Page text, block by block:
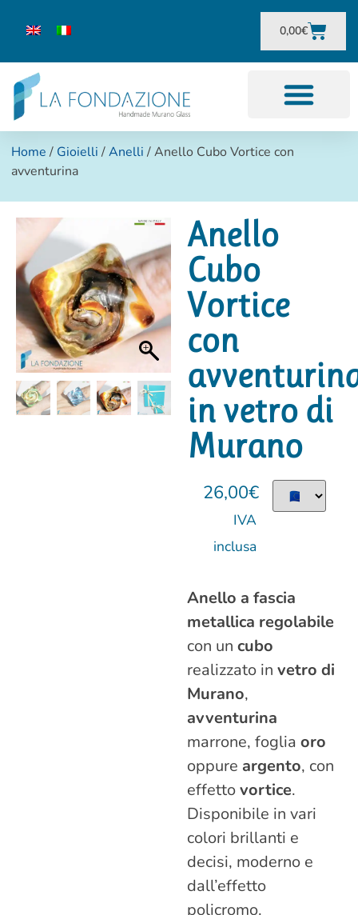
0,00€
Home / Gioielli /Anelli / Anello Cubo Vortice con
avventurina
Anello
Cubo
Vortice
con
in vetro di
Murano
26,00€
IVA
inclusa
Anello a fascia
metallica regolabile
con un cubo
realizzato in vetro di
Murano,
avventurina
marrone, foglia oro
oppure argento, con
effettovortice.
Disponibile in vari
colori brillanti e
decisi, moderno e
dall’effetto
policromo.